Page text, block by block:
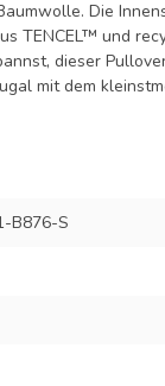
Die
TENCEL™ und
dieser
mit dem
B876-S